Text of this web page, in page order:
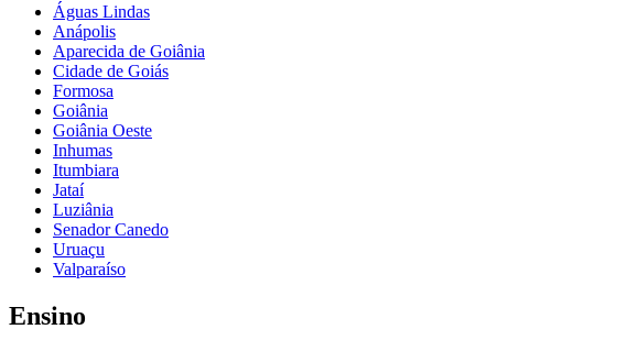
Águas Lindas
Anápolis
Aparecida de Goiânia
Cidade de Goiás
Formosa
Goiânia
Goiânia Oeste
Inhumas
Itumbiara
Jataí
Luziânia
Senador Canedo
Uruaçu
Valparaíso
Ensino